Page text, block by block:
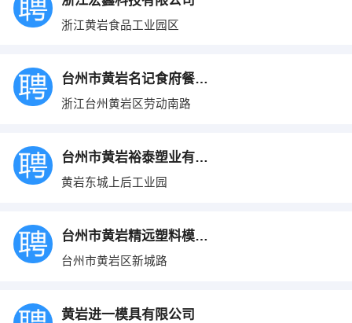
浙江黄岩食品工业园区
台州市黄岩名记食府餐饮有限公司
浙江台州黄岩区劳动南路
台州市黄岩裕泰塑业有限公司
黄岩东城上后工业园
台州市黄岩精远塑料模具厂
台州市黄岩区新城路
黄岩进一模具有限公司